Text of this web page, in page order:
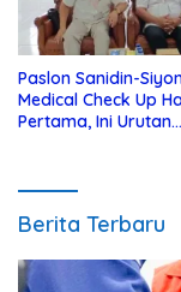
Paslon Sanidin-
Medical Check Up
Pertama, Ini Urutan
Berita Terbaru